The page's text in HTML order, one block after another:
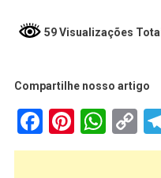
59 Visualizações
Compartilhe nosso artigo
Facebook